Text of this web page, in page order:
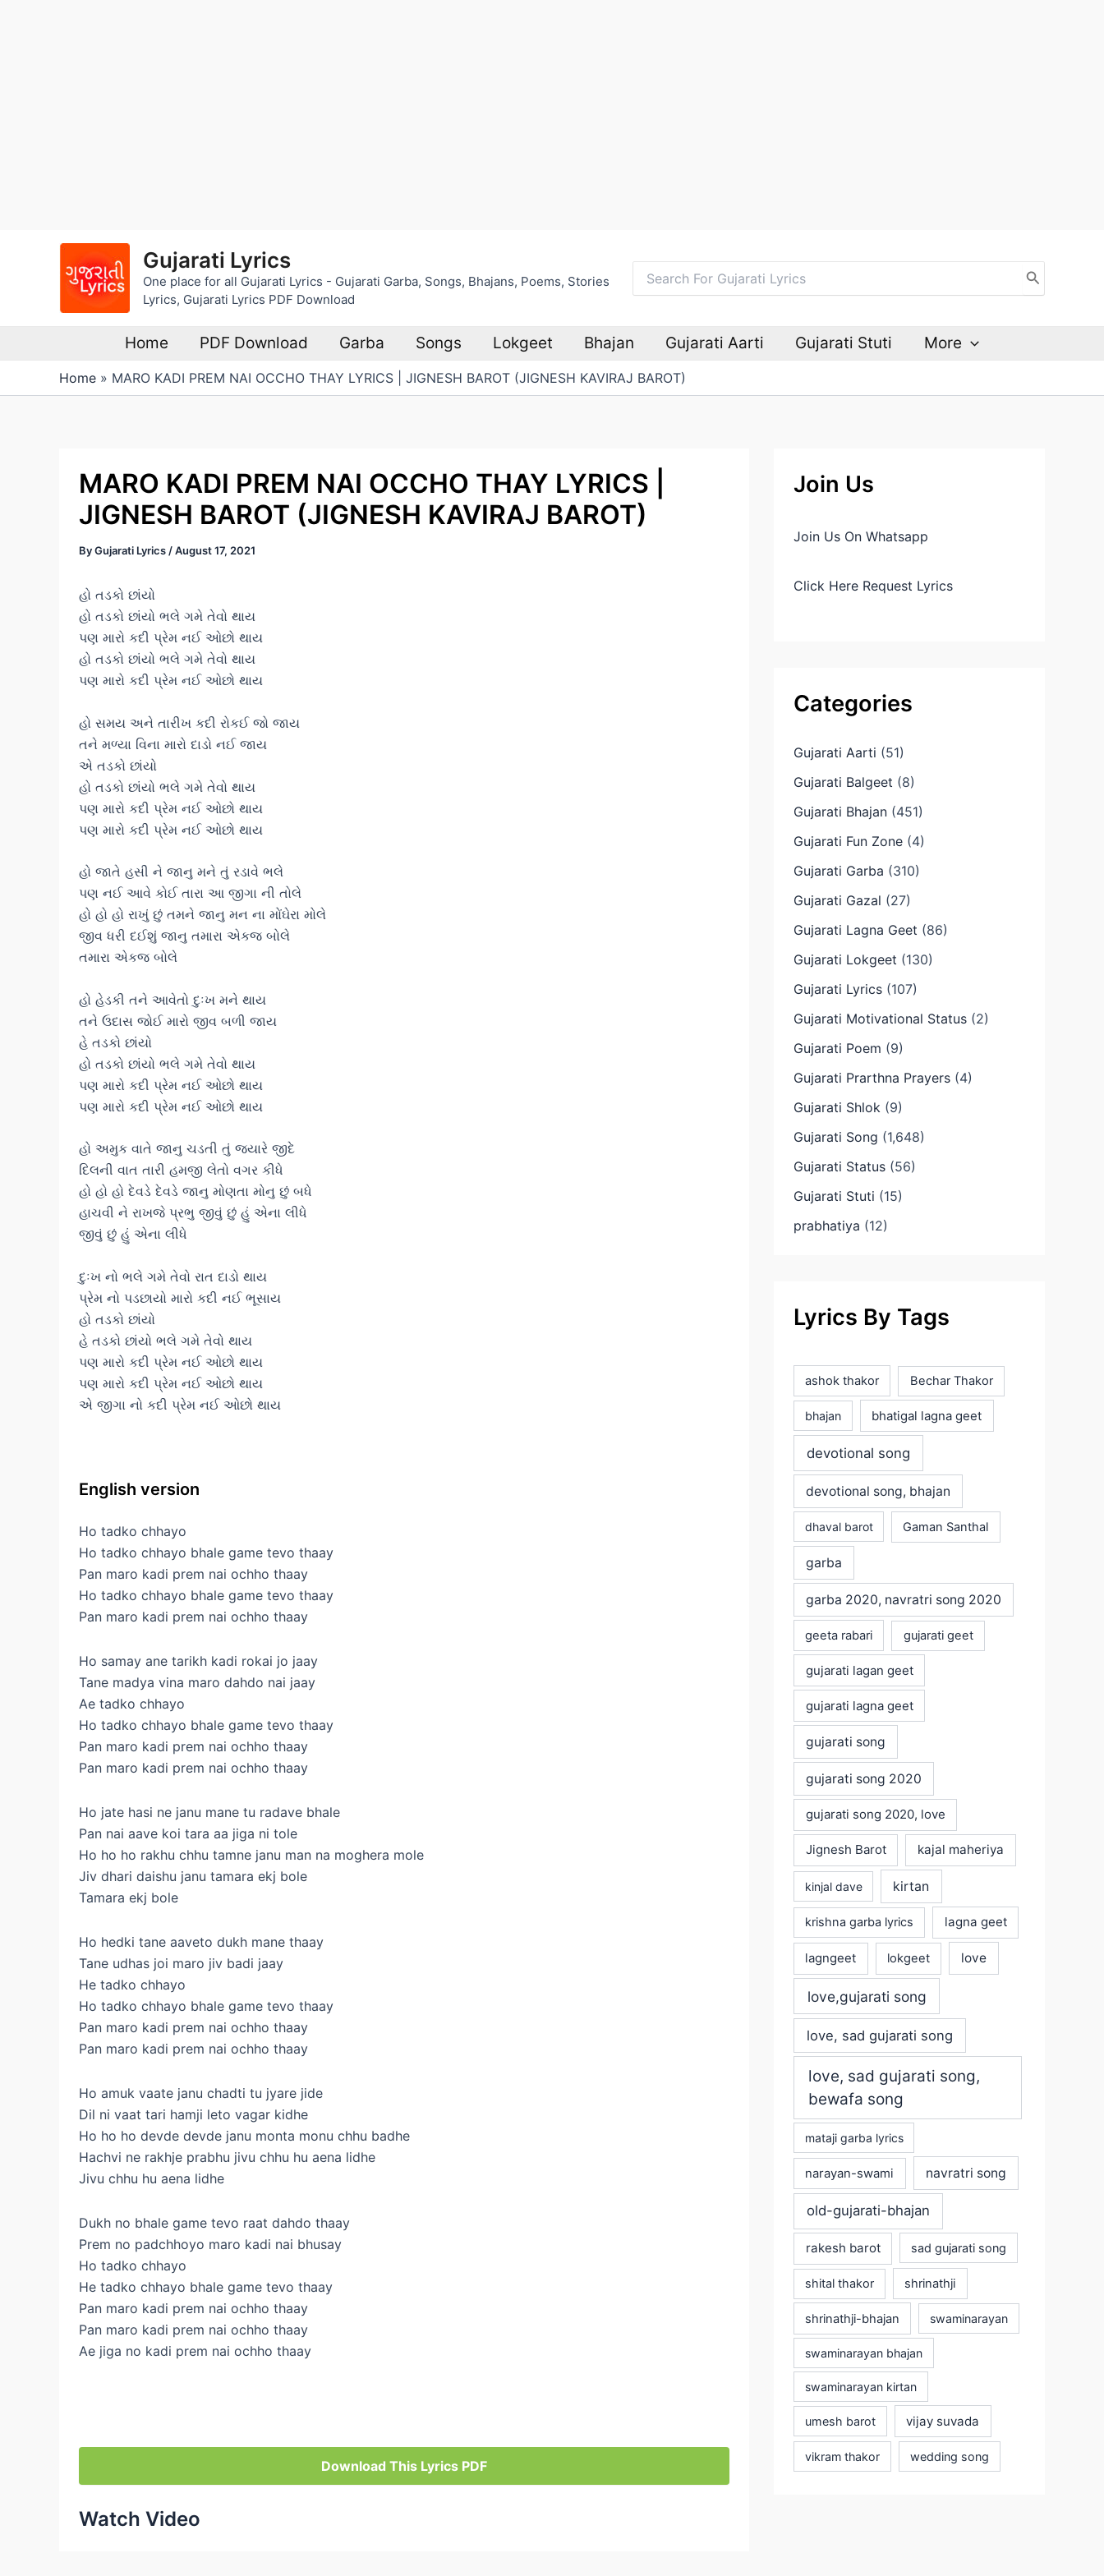
Gujarati Lyrics
One place for all Gujarati Lyrics - Gujarati Garba, Songs, Bhajans, Poems, Stories
Lyrics, Gujarati Lyrics PDF Download
Search
Home PDF Download Garba Songs Lokgeet Bhajan Gujarati Aarti Gujarati Stuti More
Home » MARO KADI PREM NAI OCCHO THAY LYRICS | JIGNESH BAROT (JIGNESH KAVIRAJ BAROT)
MARO KADI PREM NAI OCCHO THAY LYRICS |
JIGNESH BAROT (JIGNESH KAVIRAJ BAROT)
ByGujarati Lyrics /August 17, 2021
હો તડકો છાંયો
હો તડકો છાંયો ભલે ગમે તેવો થાય
પણ મારો કદી પ્રેમ નઈ ઓછો થાય
હો તડકો છાંયો ભલે ગમે તેવો થાય
પણ મારો કદી પ્રેમ નઈ ઓછો થાય
હો સમય અને તારીખ કદી રોકઈ જો જાય
તને મળ્યા વિના મારો દાડો નઈ જાય
એ તડકો છાંયો
હો તડકો છાંયો ભલે ગમે તેવો થાય
પણ મારો કદી પ્રેમ નઈ ઓછો થાય
પણ મારો કદી પ્રેમ નઈ ઓછો થાય
હો જાતે હસી ને જાનુ મને તું રડાવે ભલે
પણ નઈ આવે કોઈ તારા આ જીગા ની તોલે
હો હો હો રાખું છું તમને જાનુ મન ના મોંઘેરા મોલે
જીવ ધરી દઈશું જાનુ તમારા એકજ બોલે
તમારા એકજ બોલે
હો હેડકી તને આવેતો દુઃખ મને થાય
તને ઉદાસ જોઈ મારો જીવ બળી જાય
હે તડકો છાંયો
હો તડકો છાંયો ભલે ગમે તેવો થાય
પણ મારો કદી પ્રેમ નઈ ઓછો થાય
પણ મારો કદી પ્રેમ નઈ ઓછો થાય
હો અમુક વાતે જાનુ ચડતી તું જયારે જીદે
દિલની વાત તારી હમજી લેતો વગર કીધે
હો હો હો દેવડે દેવડે જાનુ મોણતા મોનુ છું બધે
હાચવી ને રાખજે પ્રભુ જીવું છું હું એના લીધે
જીવું છું હું એના લીધે
દુઃખ નો ભલે ગમે તેવો રાત દાડો થાય
પ્રેમ નો પડછાયો મારો કદી નઈ ભૂસાય
હો તડકો છાંયો
હે તડકો છાંયો ભલે ગમે તેવો થાય
પણ મારો કદી પ્રેમ નઈ ઓછો થાય
પણ મારો કદી પ્રેમ નઈ ઓછો થાય
એ જીગા નો કદી પ્રેમ નઈ ઓછો થાય
English version
Ho tadko chhayo
Ho tadko chhayo bhale game tevo thaay
Pan maro kadi prem nai ochho thaay
Ho tadko chhayo bhale game tevo thaay
Pan maro kadi prem nai ochho thaay
Ho samay ane tarikh kadi rokai jo jaay
Tane madya vina maro dahdo nai jaay
Ae tadko chhayo
Ho tadko chhayo bhale game tevo thaay
Pan maro kadi prem nai ochho thaay
Pan maro kadi prem nai ochho thaay
Ho jate hasi ne janu mane tu radave bhale
Pan nai aave koi tara aa jiga ni tole
Ho ho ho rakhu chhu tamne janu man na moghera mole
Jiv dhari daishu janu tamara ekj bole
Tamara ekj bole
Ho hedki tane aaveto dukh mane thaay
Tane udhas joi maro jiv badi jaay
He tadko chhayo
Ho tadko chhayo bhale game tevo thaay
Pan maro kadi prem nai ochho thaay
Pan maro kadi prem nai ochho thaay
Ho amuk vaate janu chadti tu jyare jide
Dil ni vaat tari hamji leto vagar kidhe
Ho ho ho devde devde janu monta monu chhu badhe
Hachvi ne rakhje prabhu jivu chhu hu aena lidhe
Jivu chhu hu aena lidhe
Dukh no bhale game tevo raat dahdo thaay
Prem no padchhoyo maro kadi nai bhusay
Ho tadko chhayo
He tadko chhayo bhale game tevo thaay
Pan maro kadi prem nai ochho thaay
Pan maro kadi prem nai ochho thaay
Ae jiga no kadi prem nai ochho thaay
Download This Lyrics PDF
Watch Video
Join Us
Join Us On Whatsapp
Click Here Request Lyrics
Categories
Gujarati Aarti (51)
Gujarati Balgeet (8)
Gujarati Bhajan (451)
Gujarati Fun Zone (4)
Gujarati Garba (310)
Gujarati Gazal (27)
Gujarati Lagna Geet (86)
Gujarati Lokgeet (130)
Gujarati Lyrics (107)
Gujarati Motivational Status (2)
Gujarati Poem (9)
Gujarati Prarthna Prayers (4)
Gujarati Shlok (9)
Gujarati Song (1,648)
Gujarati Status (56)
Gujarati Stuti (15)
prabhatiya (12)
Lyrics By Tags
ashok thakor Bechar Thakor
bhajan bhatigal lagna geet
devotional song
devotional song, bhajan
dhaval barot Gaman Santhal
garba
garba 2020, navratri song 2020
geeta rabari gujarati geet
gujarati lagan geet
gujarati lagna geet
gujarati song
gujarati song 2020
gujarati song 2020, love
Jignesh Barot kajal maheriya
kinjal dave kirtan
krishna garba lyrics lagna geet
lagngeet lokgeet love
love,gujarati song
love, sad gujarati song
love, sad gujarati song,
bewafa song
mataji garba lyrics
narayan-swami navratri song
old-gujarati-bhajan
rakesh barot sad gujarati song
shital thakor shrinathji
shrinathji-bhajan swaminarayan
swaminarayan bhajan
swaminarayan kirtan
umesh barot vijay suvada
vikram thakor wedding song